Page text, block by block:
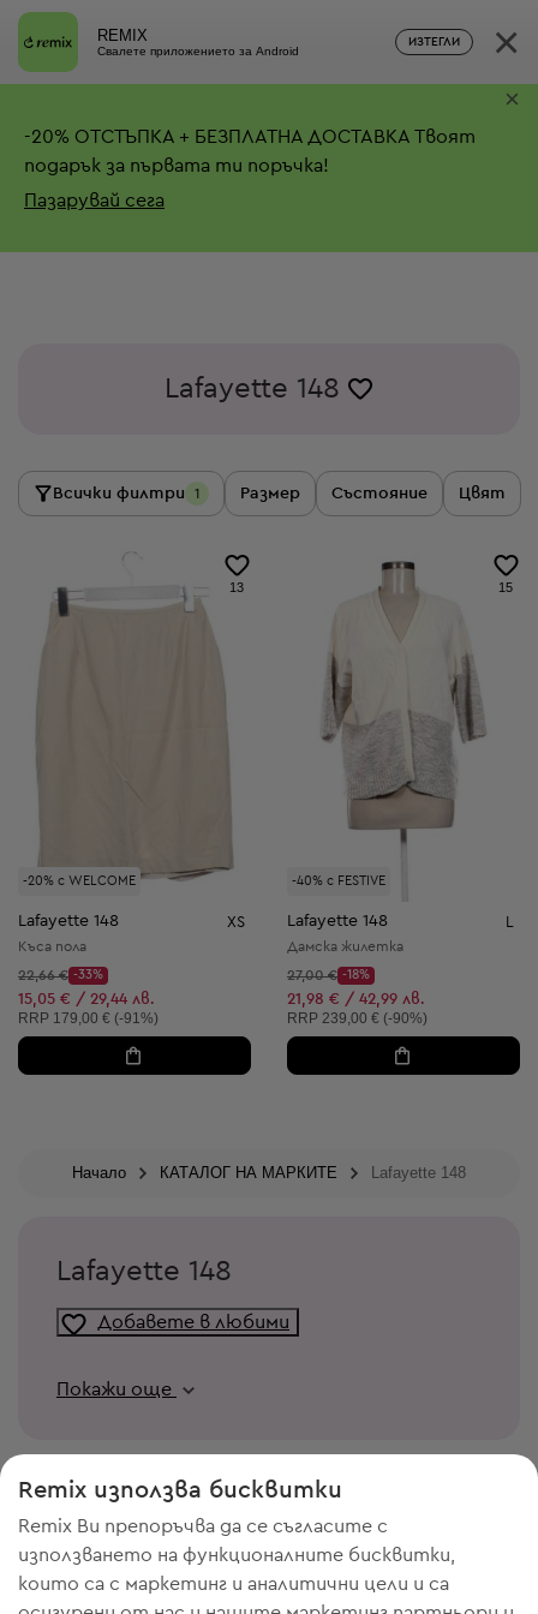
REMIX
Свалете приложението за Android
ИЗТЕГЛИ ×
-20% ОТСТЪПКА + БЕЗПЛАТНА ДОСТАВКА Твоят
подарък за първата ти поръчка!
Пазарувай сега
×
Lafayette 148
Всички филтри 1 Размер Състояние Цвят
-20% с WELCOME
13
Lafayette 148 XS
Къса пола
Начална цена:
22,66 €
Discount Price:
-33%
Намалена цена:
15,05 € / 29,44 лв.
Препоръчителна цена:
RRP 179,00 € (-91%)
-40% с FESTIVE
15
Lafayette 148
Дамска жилетка
Начална цена:
27,00 €
Discount Price:
-18%
Намалена цена:
21,98 € / 42,99 лв.
Препоръчителна цена:
RRP 239,00 € (-90%)
Начало КАТАЛОГ НА МАРКИТЕ Lafayette 148
Lafayette 148
Добавете в любими
Покажи още
Remix използва бисквитки
Remix Ви препоръчва да се съгласите с
използването на функционалните бисквитки,
които са с маркетинг и аналитични цели и са